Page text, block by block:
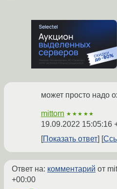
может просто надо
mittorn ★★★★★
19.09.2022 15:05:16
Показать ответ
Ответ на: комментарий от
+00:00